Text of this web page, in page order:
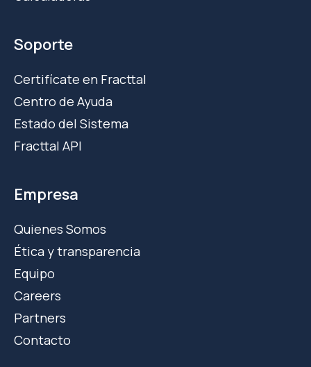
Soporte
Certifícate en Fracttal
Centro de Ayuda
Estado del Sistema
Fracttal API
Empresa
Quienes Somos
Ética y transparencia
Equipo
Careers
Partners
Contacto